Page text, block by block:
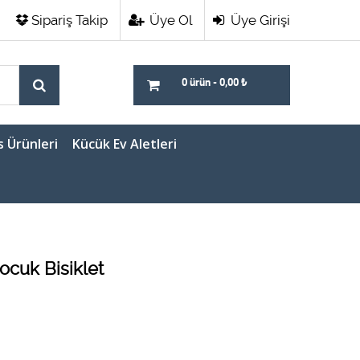
Üye Girişi
Üye Ol
Sipariş Takip
0 ürün - 0,00 ₺
Ürünleri Kücük Ev Aletleri
Bisiklet